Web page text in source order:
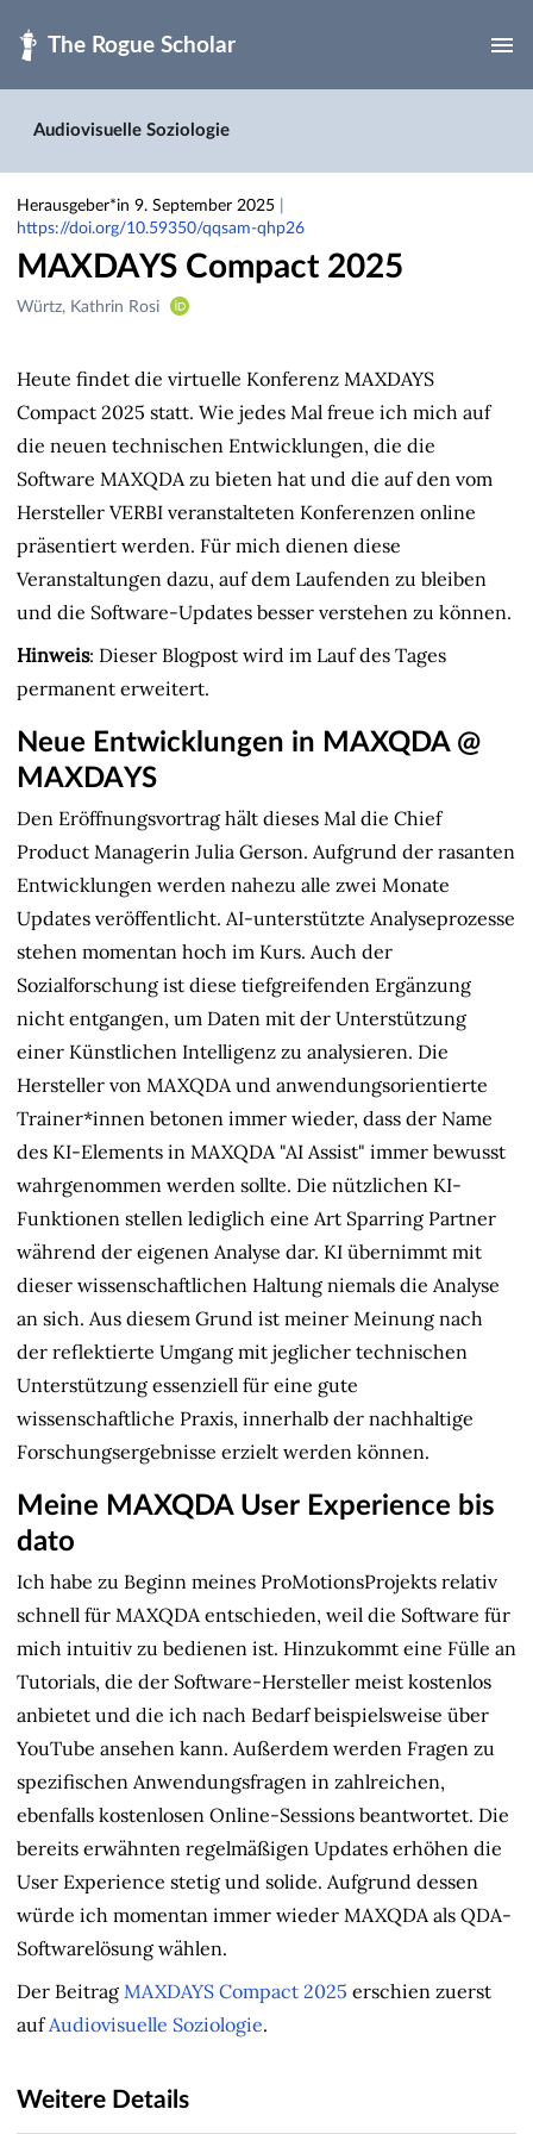
Audiovisuelle Soziologie
Herausgeber*in 9. September 2025
https://doi.org/10.59350/qqsam-qhp26
MAXDAYS Compact 2025
Ersteller
Würtz, Kathrin Rosi
Heute findet die virtuelle Konferenz MAXDAYS
Compact 2025 statt. Wie jedes Mal freue ich mich auf
die neuen technischen Entwicklungen, die die
Software MAXQDA zu bieten hat und die auf den vom
Hersteller VERBI veranstalteten Konferenzen online
präsentiert werden. Für mich dienen diese
Veranstaltungen dazu, auf dem Laufenden zu bleiben
und die Software-Updates besser verstehen zu können.
Hinweis: Dieser Blogpost wird im Lauf des Tages
permanent erweitert.
Neue Entwicklungen in MAXQDA @
MAXDAYS
Den Eröffnungsvortrag hält dieses Mal die Chief
Product Managerin Julia Gerson. Aufgrund der rasanten
Entwicklungen werden nahezu alle zwei Monate
Updates veröffentlicht. AI-unterstützte Analyseprozesse
stehen momentan hoch im Kurs. Auch der
Sozialforschung ist diese tiefgreifenden Ergänzung
nicht entgangen, um Daten mit der Unterstützung
einer Künstlichen Intelligenz zu analysieren. Die
Hersteller von MAXQDA und anwendungsorientierte
Trainer*innen betonen immer wieder, dass der Name
des KI-Elements in MAXQDA "AI Assist" immer bewusst
wahrgenommen werden sollte. Die nützlichen KI-
Funktionen stellen lediglich eine Art Sparring Partner
während der eigenen Analyse dar. KI übernimmt mit
dieser wissenschaftlichen Haltung niemals die Analyse
an sich. Aus diesem Grund ist meiner Meinung nach
der reflektierte Umgang mit jeglicher technischen
Unterstützung essenziell für eine gute
wissenschaftliche Praxis, innerhalb der nachhaltige
Forschungsergebnisse erzielt werden können.
Meine MAXQDA User Experience bis
dato
Ich habe zu Beginn meines ProMotionsProjekts relativ
schnell für MAXQDA entschieden, weil die Software für
mich intuitiv zu bedienen ist. Hinzukommt eine Fülle an
Tutorials, die der Software-Hersteller meist kostenlos
anbietet und die ich nach Bedarf beispielsweise über
YouTube ansehen kann. Außerdem werden Fragen zu
spezifischen Anwendungsfragen in zahlreichen,
ebenfalls kostenlosen Online-Sessions beantwortet. Die
bereits erwähnten regelmäßigen Updates erhöhen die
User Experience stetig und solide. Aufgrund dessen
würde ich momentan immer wieder MAXQDA als QDA-
Softwarelösung wählen.
Der Beitrag MAXDAYS Compact 2025 erschien zuerst
aufAudiovisuelle Soziologie.
Weitere Details